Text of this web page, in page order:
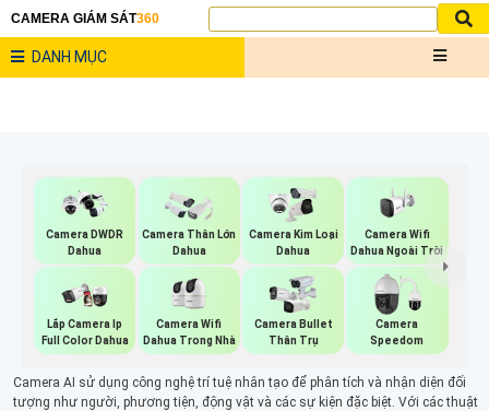
CAMERA GIÁM SÁT360
DANH MỤC
Camera DWDR
Dahua
Camera Thân Lớn
Dahua
Camera Kim Loại
Dahua
Camera Wifi
Dahua Ngoài Trời
Lắp Camera Ip
Full Color Dahua
Camera Wifi
Dahua Trong Nhà
Camera Bullet
Thân Trụ
Camera
Speedom
Camera AI sử dụng công nghệ trí tuệ nhân tạo để phân tích và nhận diện đối
tượng như người, phương tiện, động vật và các sự kiện đặc biệt. Với các thuật